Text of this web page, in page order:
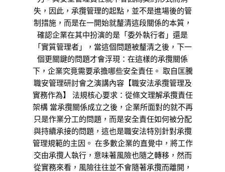
失，因此，承攬管理的起點，並不是進場後的管
制措施，而是在一開始就釐清這段關係的本質，
確認企業在其中扮演的是「委外執行者」還是
「實質管理者」，當這個問題被釐清之後，下一
個更關鍵的問題才會浮現：在這樣的承攬關係
下，企業究竟需要承擔哪些安全責任。 取自匡騰
職安管理研討會之演講內容【職安法承攬管理及
實務作為】 法規核心要求：從條文理解承攬責任
架構 當承攬關係成立之後，企業所面對的就不再
只是作業分工的問題，而是安全責任如何被分配
與持續承接的問題，這也是職安法特別針對承攬
管理規範的主因。 在多數企業的直覺中，將工作
交由承攬人執行，意味著風險也隨之轉移，然而
從實務來看，風險往往並不會隨著承攬而離開，